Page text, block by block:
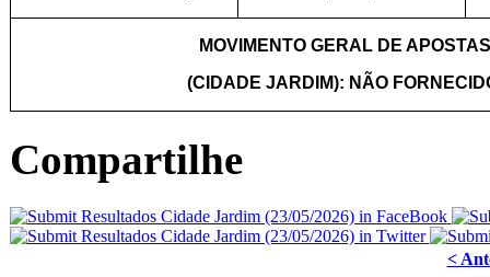
MOVIMENTO GERAL DE APOSTAS
(CIDADE JARDIM): NÃO
Compartilhe
<